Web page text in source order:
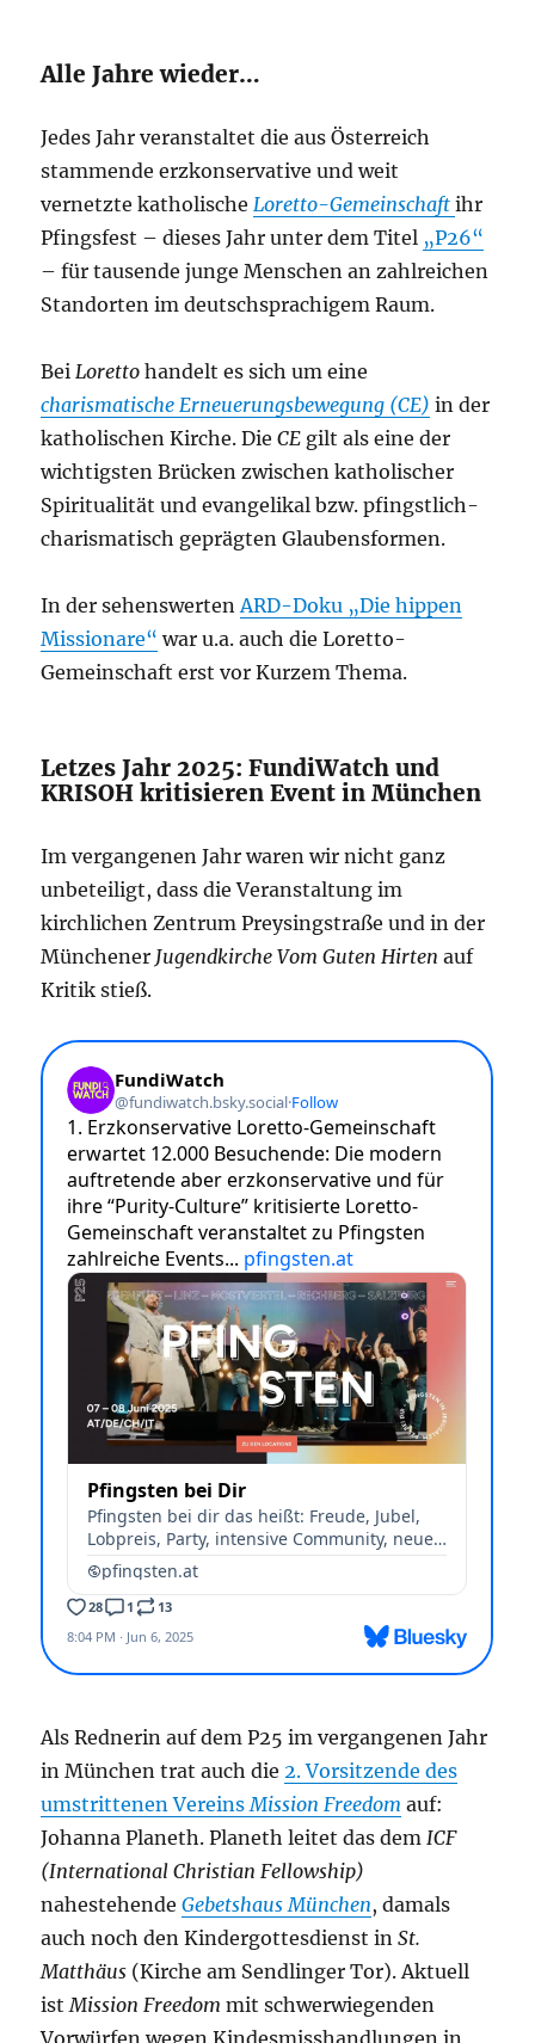
Alle Jahre wieder…
Jedes Jahr veranstaltet die aus Österreich
stammende erzkonservative und weit
vernetzte katholische Loretto-Gemeinschaftihr
Pfingsfest – dieses Jahr unter dem Titel „P26“
– für tausende junge Menschen an zahlreichen
Standorten im deutschsprachigem Raum.
Bei Loretto handelt es sich um eine
charismatische Erneuerungsbewegung (CE) in der
katholischen Kirche. DieCE gilt als eine der
wichtigsten Brücken zwischen katholischer
Spiritualität und evangelikal bzw. pfingstlich-
charismatisch geprägten Glaubensformen.
In der sehenswerten ARD-Doku „Die hippen
Missionare“ war u.a. auch die Loretto-
Gemeinschaft erst vor Kurzem Thema.
Letzes Jahr 2025: FundiWatch und
KRISOH kritisieren Event in München
Im vergangenen Jahr waren wir nicht ganz
unbeteiligt, dass die Veranstaltung im
kirchlichen Zentrum Preysingstraße und in der
Münchener Jugendkirche Vom Guten Hirten auf
Kritik stieß.
Als Rednerin auf dem P25 im vergangenen Jahr
in München trat auch die 2. Vorsitzende des
umstrittenen Vereins Mission Freedom auf:
Johanna Planeth. Planeth leitet das dem ICF
(International Christian Fellowship)
nahestehendeGebetshaus München, damals
auch noch den Kindergottesdienst inSt.
Matthäus (Kirche am Sendlinger Tor). Aktuell
ist Mission Freedom mit schwerwiegenden
Vorwürfen wegen Kindesmisshandlungen in